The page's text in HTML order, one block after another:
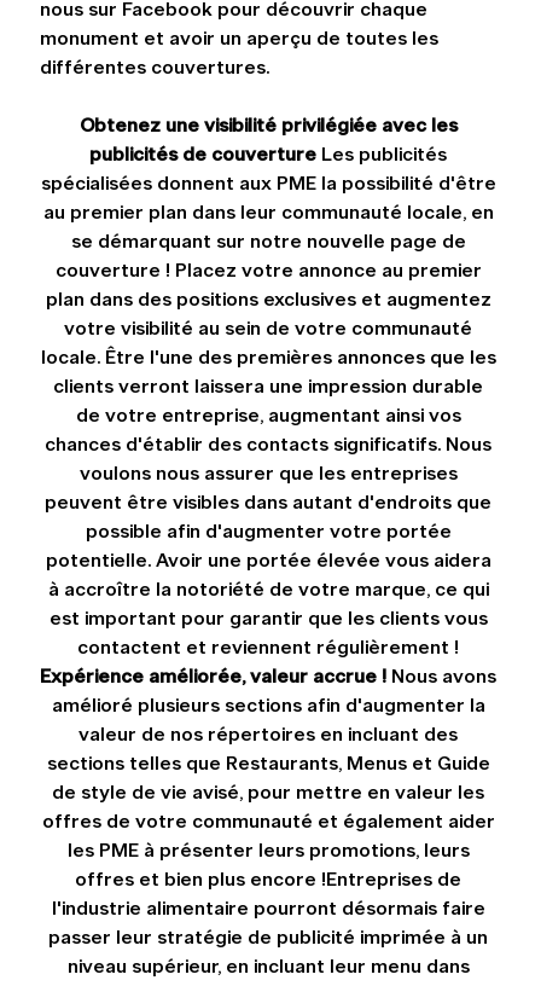
nous sur Facebook pour découvrir chaque
monument et avoir un aperçu de toutes les
différentes couvertures.
Obtenez une visibilité privilégiée avec les
publicités de couverture Les publicités
spécialisées donnent aux PME la possibilité d'être
au premier plan dans leur communauté locale, en
se démarquant sur notre nouvelle page de
couverture ! Placez votre annonce au premier
plan dans des positions exclusives et augmentez
votre visibilité au sein de votre communauté
locale. Être l'une des premières annonces que les
clients verront laissera une impression durable
de votre entreprise, augmentant ainsi vos
chances d'établir des contacts significatifs. Nous
voulons nous assurer que les entreprises
peuvent être visibles dans autant d'endroits que
possible afin d'augmenter votre portée
potentielle. Avoir une portée élevée vous aidera
à accroître la notoriété de votre marque, ce qui
est important pour garantir que les clients vous
contactent et reviennent régulièrement !
Expérience améliorée, valeur accrue ! Nous avons
amélioré plusieurs sections afin d'augmenter la
valeur de nos répertoires en incluant des
sections telles que Restaurants, Menus et Guide
de style de vie avisé, pour mettre en valeur les
offres de votre communauté et également aider
les PME à présenter leurs promotions, leurs
offres et bien plus encore !Entreprises de
l'industrie alimentaire pourront désormais faire
passer leur stratégie de publicité imprimée à un
niveau supérieur, en incluant leur menu dans